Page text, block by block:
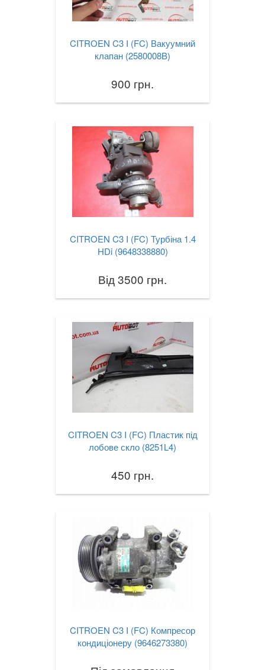
CITROEN C3 I (FC) Вакуумний
клапан (2580008B)
900 грн.
CITROEN C3 I (FC) Турбіна 1.4
HDi (9648338880)
Від 3500 грн.
CITROEN C3 I (FC) Пластик під
лобове скло (8251L4)
450 грн.
CITROEN C3 I (FC) Компресор
кондиціонеру (9646273380)